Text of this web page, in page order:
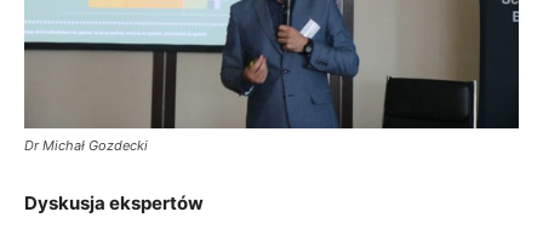
Dr Michał Gozdecki
Dyskusja ekspertów